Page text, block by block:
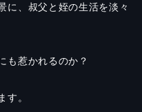
に、叔父と姪の生活を淡々
も惹かれるのか？
す。